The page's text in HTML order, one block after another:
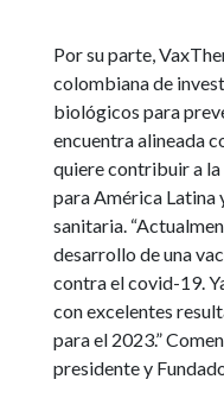
Por su parte,
colombiana de
biológicos para
encuentra alineada
quiere contribuir a
para América Latina
sanitaria.
desarrollo de una
contra el covid-19.
con excelentes
para el 2023.”
presidente y